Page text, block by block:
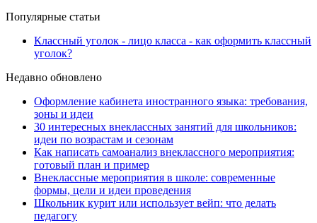
Популярные статьи
Классный уголок - лицо класса - как оформить классный
уголок?
Недавно обновлено
Оформление кабинета иностранного языка: требования,
зоны и идеи
30 интересных внеклассных занятий для школьников:
идеи по возрастам и сезонам
Как написать самоанализ внеклассного мероприятия:
готовый план и пример
Внеклассные мероприятия в школе: современные
формы, цели и идеи проведения
Школьник курит или использует вейп: что делать
педагогу